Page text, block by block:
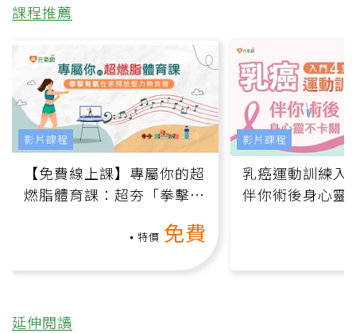
課程推薦
【免費線上課】專屬你的超
燃脂體育課：超夯「拳擊有
特價 免費
影片課程
乳癌運動訓練入
伴你術後身心靈
影片課程
延伸閱讀